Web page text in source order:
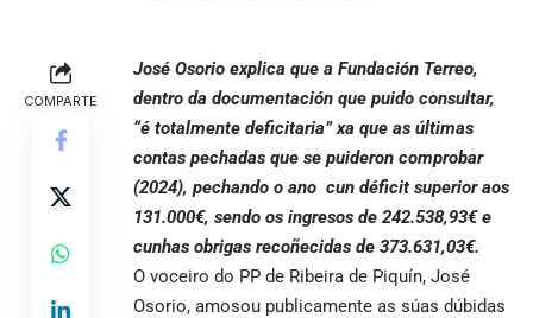
COMPARTE
José Osorio explica que a Fundación Terreo,
dentro da documentación que puido consultar,
“é totalmente deficitaria” xa que as últimas
contas pechadas que se puideron comprobar
(2024), pechando o ano cun déficit superior aos
131.000€, sendo os ingresos de 242.538,93€ e
cunhas obrigas recoñecidas de 373.631,03€.
O voceiro do PP de Ribeira de Piquín, José
Osorio, amosou publicamente as súas dúbidas